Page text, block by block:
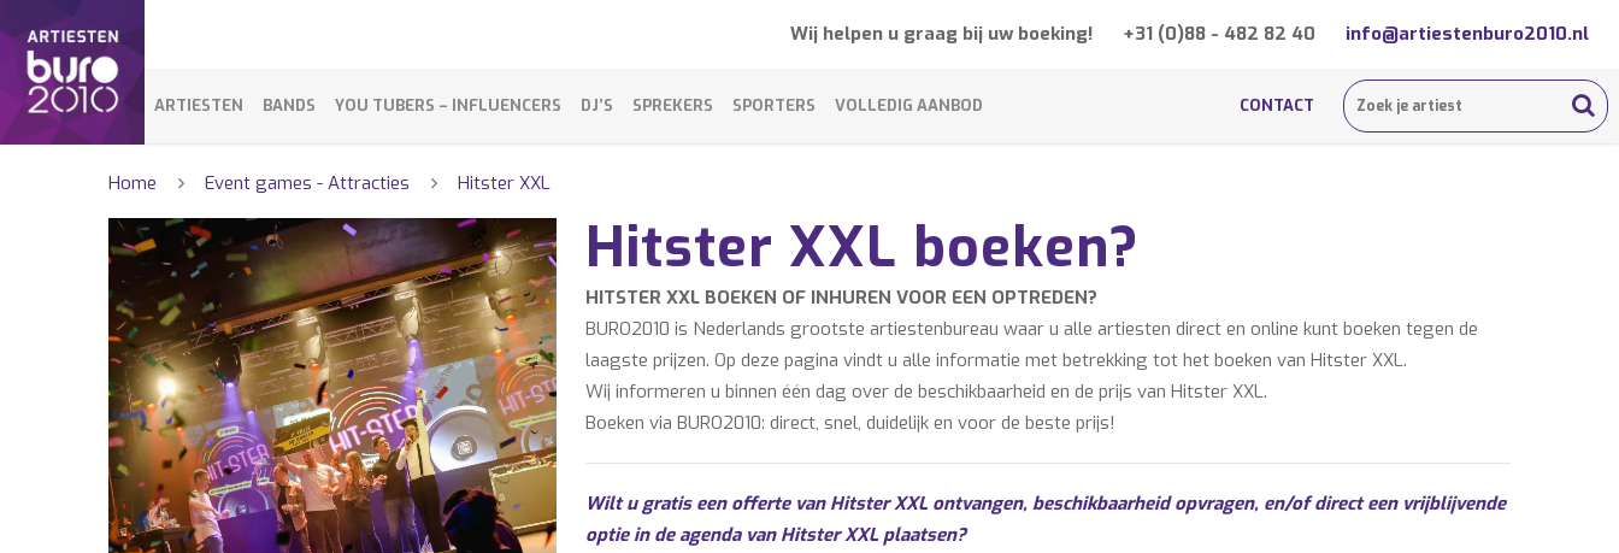
Wij helpen u graag bij uw boeking! +31 (0)88 - 482 82 40 info@artiestenburo2010.nl
ARTIESTEN BANDS YOU TUBERS – INFLUENCERS DJ’S SPREKERS SPORTERS VOLLEDIG AANBOD CONTACT
Home Event games - Attracties Hitster XXL
Hitster XXL boeken?
HITSTER XXL BOEKEN OF INHUREN VOOR EEN OPTREDEN?
BURO2010 is Nederlands grootste artiestenbureau waar u alle artiesten direct en online kunt boeken tegen de
laagste prijzen. Op deze pagina vindt u alle informatie met betrekking tot het boeken van Hitster XXL.
Wij informeren u binnen één dag over de beschikbaarheid en de prijs van Hitster XXL.
Boeken via BURO2010: direct, snel, duidelijk en voor de beste prijs!
Wilt u gratis een offerte van Hitster XXL ontvangen, beschikbaarheid opvragen, en/of direct een vrijblijvende
optie in de agenda van Hitster XXL plaatsen?